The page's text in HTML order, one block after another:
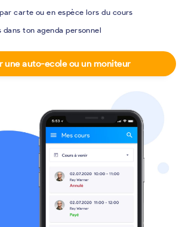
carte ou en espèce lors du cours
ton agenda personnel
une auto-ecole ou un moniteur